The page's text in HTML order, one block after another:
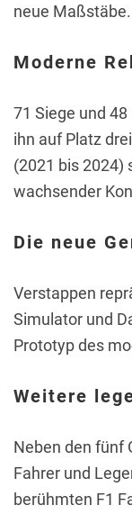
neue Maßstäbe.
Moderne
71 Siege und
ihn auf Platz
(2021 bis 2024)
wachsender
Die neue
Verstappen
Simulator und
Prototyp des
Weitere
Neben den fünf
Fahrer und
berühmten F1